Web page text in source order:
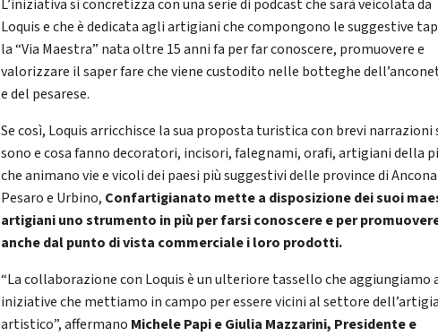
L’iniziativa si concretizza con una serie di podcast che sarà veicolata da
Loquis e che è dedicata agli artigiani che compongono le suggestive
la “Via Maestra” nata oltre 15 anni fa per far conoscere, promuovere e
valorizzare il saper fare che viene custodito nelle botteghe
e del pesarese.
Se così, Loquis arricchisce la sua proposta turistica con brevi narrazioni
sono e cosa fanno decoratori, incisori, falegnami, orafi, artigiani della
che animano vie e vicoli dei paesi più suggestivi delle province di
Pesaro e Urbino, Confartigianato mette a disposizione dei suoi
artigiani uno strumento in più per farsi conoscere e per
anche dal punto di vista commerciale i loro prodotti.
“La collaborazione con Loquis è un ulteriore tassello che aggiungiamo
iniziative che mettiamo in campo per essere vicini al settore
artistico”, affermano Michele Papi e Giulia Mazzarini, Presidente e